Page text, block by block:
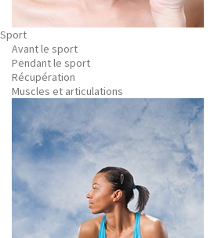
Sport
Avant le sport
Pendant le sport
Récupération
Muscles et articulations